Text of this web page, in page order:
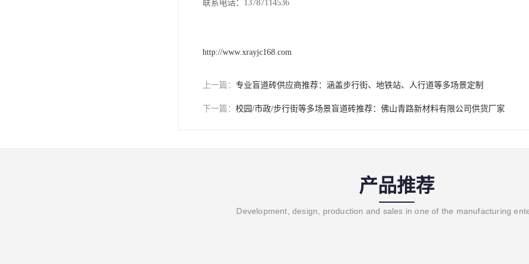
联系电话：13787114536
http://www.xrayjc168.com
上一篇： 专业盲道砖供应商推荐：涵盖步行街、地铁站、人行道等多场景定制
下一篇： 校园/市政/步行街等多场景盲道砖推荐：佛山青路新材料有限公司供货厂家
产品推荐
Development, design, production and sales in one of the manufacturing